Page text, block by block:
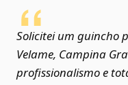
Solicitei um guincho
Velame, Campina
profissionalismo e